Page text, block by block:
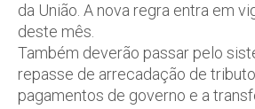
da União. A nova regra entra em
deste mês.
Também deverão passar pelo
repasse de arrecadação de
pagamentos de governo e a